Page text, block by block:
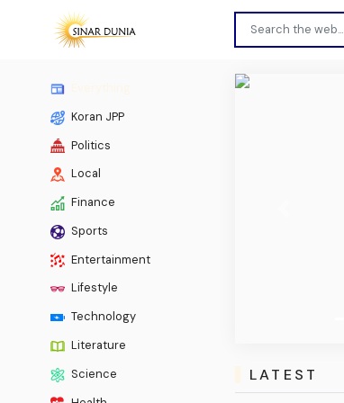
Koran JPP
Politics
Local
Finance
Sports
Entertainment
Lifestyle
Technology
Literature
Science
LATEST